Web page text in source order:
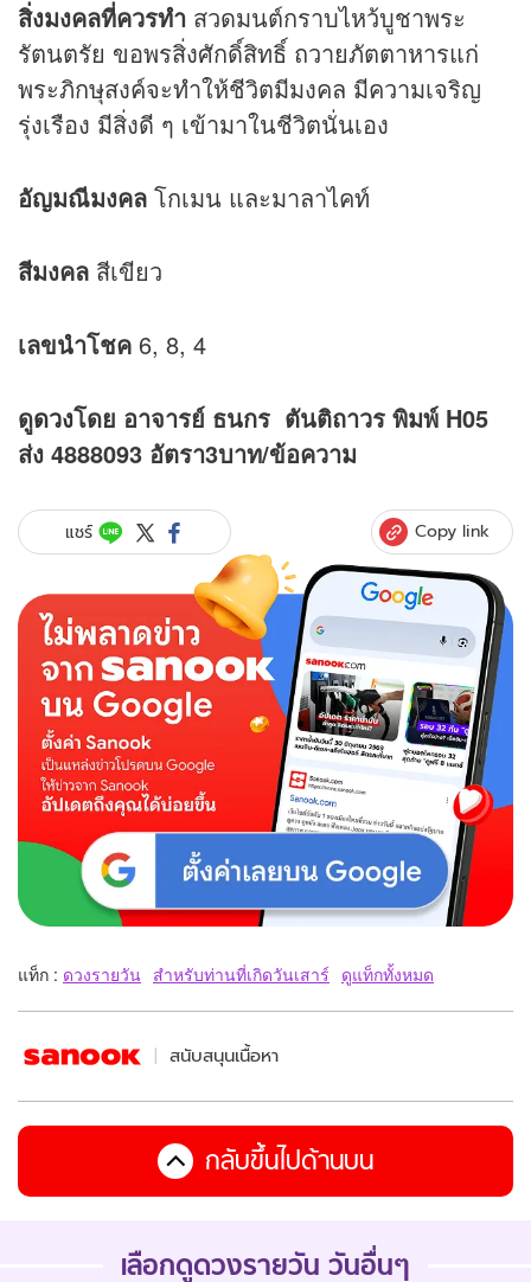
สิ่งมงคลที่ควรทำ สวดมนต์กราบไหว้บูชาพระ
รัตนตรัย ขอพรสิ่งศักดิ์สิทธิ์ ถวายภัตตาหารแก่
พระภิกษุสงค์จะทำให้ชีวิตมีมงคล มีความเจริญ
รุ่งเรือง มีสิ่งดี ๆ เข้ามาในชีวิตนั่นเอง
อัญมณีมงคล โกเมน และมาลาไคท์
สีมงคล สีเขียว
เลขนำโชค 6, 8, 4
ดูดวงโดย อาจารย์ ธนกร ตันติถาวร พิมพ์ H05
ส่ง 4888093 อัตรา3บาท/ข้อความ
แชร์ Copy link
แท็ก : ดวงรายวัน สำหรับท่านที่เกิดวันเสาร์ ดูแท็กทั้งหมด
สนับสนุนเนื้อหา
กลับขึ้นไปด้านบน
เลือกดูดวงรายวัน วันอื่นๆ